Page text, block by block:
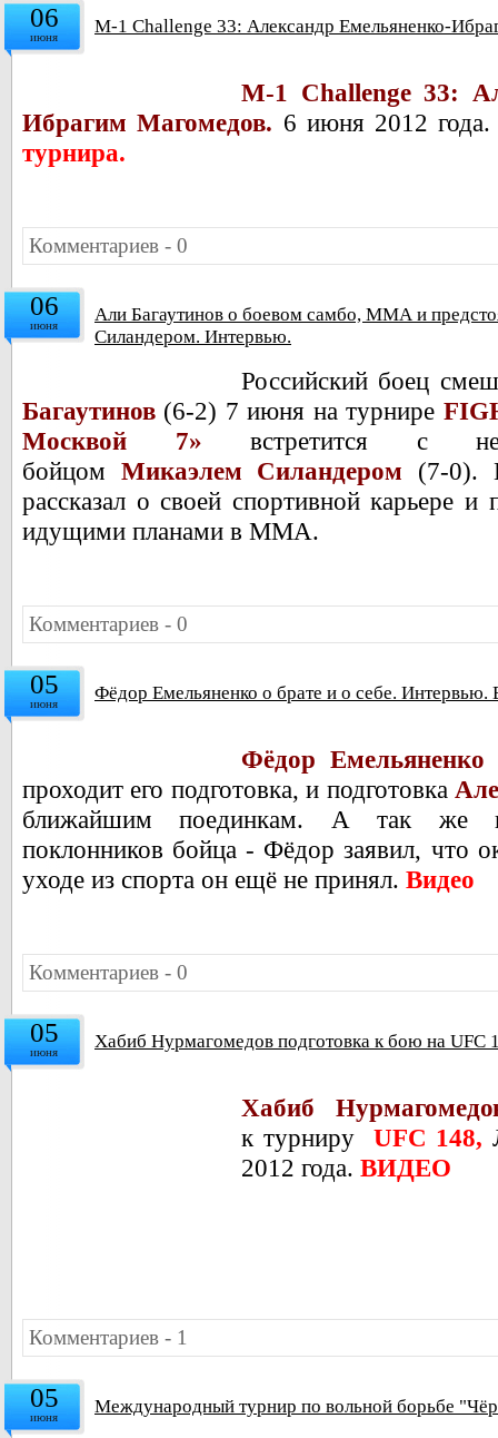
06
июня M-1 Challenge 33: Александр Емельяненко-
M-1 Challenge 33:
Ибрагим Магомедов. 6 июня 2012
турнира.
Комментариев - 0
06
июня
Али Багаутинов о боевом самбо, ММА и
Силандером. Интервью.
Российский боец
Багаутинов (6-2) 7 июня на турнире
Москвой 7» встретится с
бойцом Микаэлем Силандером (7-0).
рассказал о своей спортивной карьере и
идущими планами в ММА.
Комментариев - 0
05
июня Фёдор Емельяненко о брате и о себе. Интервью.
Фёдор Емельяненко
проходит его подготовка, и подготовка
ближайшим поединкам. А так же
поклонников бойца - Фёдор заявил, что
уходе из спорта он ещё не принял. Видео
Комментариев - 0
05
июня Хабиб Нурмагомедов подготовка к бою на
Хабиб
к турниру UFC 148,
2012 года. ВИДЕО
Комментариев - 1
05
июня Международный турнир по вольной борьбе